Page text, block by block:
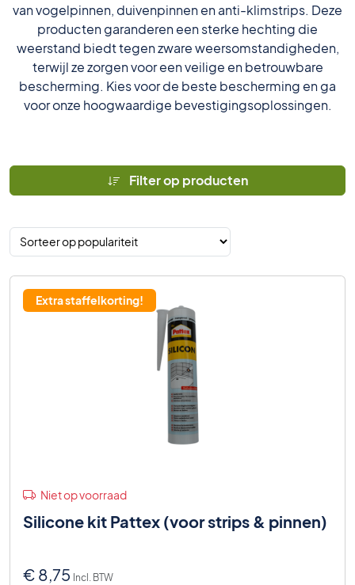
van vogelpinnen, duivenpinnen en anti-klimstrips. Deze
producten garanderen een sterke hechting die
weerstand biedt tegen zware weersomstandigheden,
terwijl ze zorgen voor een veilige en betrouwbare
bescherming. Kies voor de beste bescherming en ga
voor onze hoogwaardige bevestigingsoplossingen.
Filter op producten
Extra staffelkorting!
Niet op voorraad
Silicone kit Pattex (voor strips & pinnen)
€ 8,75 Incl. BTW